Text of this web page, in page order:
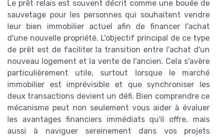
Le prêt relais est souvent décrit comme une bouée de
sauvetage pour les personnes qui souhaitent vendre
leur bien immobilier actuel afin de financer l'achat
d'une nouvelle propriété. L'objectif principal de ce type
de prêt est de faciliter la transition entre l'achat d'un
nouveau logement et la vente de l'ancien. Cela s'avère
particulièrement utile, surtout lorsque le marché
immobilier est imprévisible et que synchroniser les
deux transactions devient un défi. Bien comprendre ce
mécanisme peut non seulement vous aider à évaluer
les avantages financiers immédiats qu'il offre, mais
aussi à naviguer sereinement dans vos projets